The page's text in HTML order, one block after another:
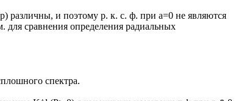
различны, и поэтому р. к. с. ф. при а=0 не являются
для сравнения определения радиальных
спектра.